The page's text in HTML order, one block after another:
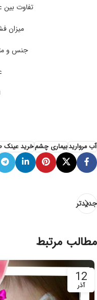
تفاوت بین
میزان
جنس و
آب مرواریدبیماری چشمخرید عینک
جدیدتر
مطالب مرتبط
12
آذر